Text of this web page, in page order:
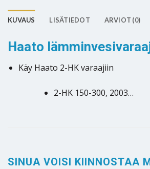
KUVAUS LISÄTIEDOT ARVIOT (0)
Haato
Käy Haato 2-HK varaajiin
2-HK 150-300, 2003…
SINUA VOISI KIINNOSTAA